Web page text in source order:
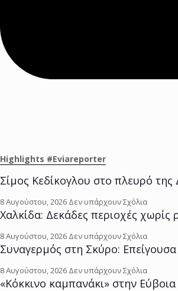
Highlights #Eviareporter
Σίμος Κεδίκογλου στο πλευρό
8 Αυγούστου, 2026 Δεν υπάρχουν Σχόλια
Χαλκίδα: Δεκάδες περιοχές χωρίς
8 Αυγούστου, 2026 Δεν υπάρχουν Σχόλια
Συναγερμός στη Σκύρο:
8 Αυγούστου, 2026 Δεν υπάρχουν Σχόλια
«Κόκκινο καμπανάκι» στην